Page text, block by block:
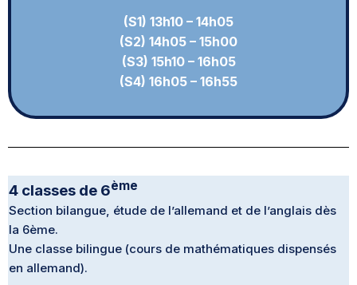
(S1) 13h10 – 14h05
(S2) 14h05 – 15h00
(S3) 15h10 – 16h05
(S4) 16h05 – 16h55
4 classes de 6ème
Section bilangue, étude de l’allemand et de l’anglais dès
la 6ème.
Une classe bilingue (cours de mathématiques dispensés
en allemand).